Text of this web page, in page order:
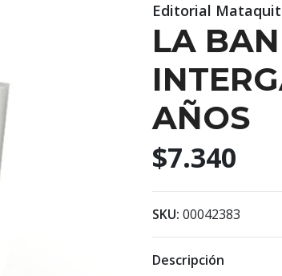
Editorial
LA
AÑOS
$7.340
SKU: 00042383
Descripción